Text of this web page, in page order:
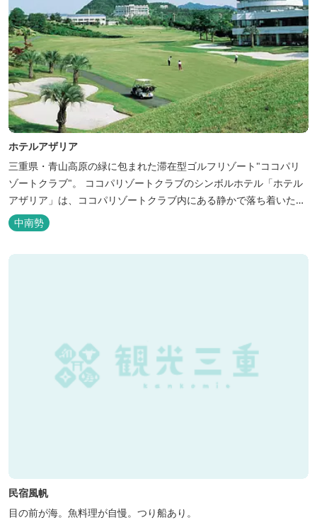
ホテルアザリア
三重県・青山高原の緑に包まれた滞在型ゴルフリゾート"ココパリ
ゾートクラブ"。 ココパリゾートクラブのシンボルホテル「ホテル
アザリア」は、ココパリゾートクラブ内にある静かで落ち着いた雰
囲気の宿泊施設です。 円筒形の特徴ある建物には、ツインや和洋室
など多彩な客室を備え、窓からはリゾートの美しい景色が広がりま
す。 天然温泉の大浴場やサウナも完備しており、 ゴルフの後はも
中南勢
民宿風帆
目の前が海。魚料理が自慢。つり船あり。